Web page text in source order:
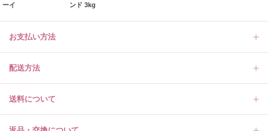
ーイ
ンド 3kg
お支払い方法
配送方法
送料について